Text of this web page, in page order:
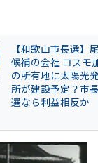
訴訟進行状況
月27日現在